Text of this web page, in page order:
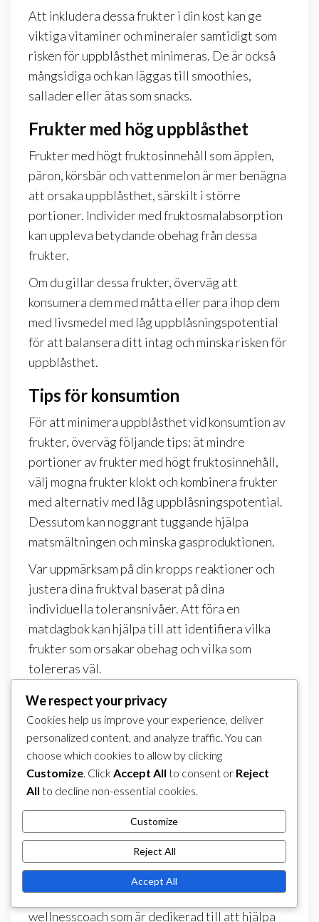
Att inkludera dessa frukter i din kost kan ge
viktiga vitaminer och mineraler samtidigt som
risken för uppblåsthet minimeras. De är också
mångsidiga och kan läggas till smoothies,
sallader eller ätas som snacks.
Frukter med hög uppblåsthet
Frukter med högt fruktosinnehåll som äpplen,
päron, körsbär och vattenmelon är mer benägna
att orsaka uppblåsthet, särskilt i större
portioner. Individer med fruktosmalabsorption
kan uppleva betydande obehag från dessa
frukter.
Om du gillar dessa frukter, överväg att
konsumera dem med måtta eller para ihop dem
med livsmedel med låg uppblåsningspotential
för att balansera ditt intag och minska risken för
uppblåsthet.
Tips för konsumtion
För att minimera uppblåsthet vid konsumtion av
frukter, överväg följande tips: ät mindre
portioner av frukter med högt fruktosinnehåll,
välj mogna frukter klokt och kombinera frukter
med alternativ med låg uppblåsningspotential.
Dessutom kan noggrant tuggande hjälpa
matsmältningen och minska gasproduktionen.
Var uppmärksam på din kropps reaktioner och
justera dina fruktval baserat på dina
individuella toleransnivåer. Att föra en
matdagbok kan hjälpa till att identifiera vilka
frukter som orsakar obehag och vilka som
tolereras väl.
Category Matutlösare av uppblåsthet efter måltider
Post
navigation
Previous
Post
PREVIOUS
Kryddig mat och
uppblåsthet: Effekter
av capsaicin, individuell
tolerans,
Kostdagbok: Metoder
för att spåra utlösare
av uppblåsthet
Clara Mitchell är en näringsentusiast och
wellnesscoach som är dedikerad till att hjälpa
We respect your privacy
Cookies help us improve your experience, deliver
personalized content, and analyze traffic. You can
choose which cookies to allow by clicking
Customize. Click Accept All to consent or Reject
All to decline non-essential cookies.
Customize
Reject All
Accept All